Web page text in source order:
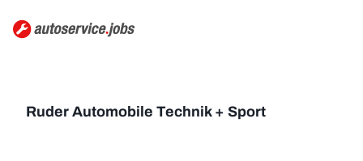
Ruder Automobile Technik + Sport